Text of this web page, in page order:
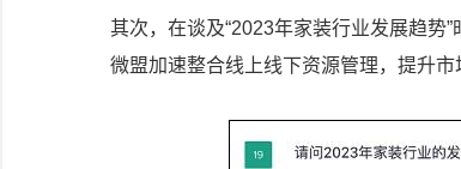
其次，在谈及“2023年家装行业发展趋势
微盟加速整合线上线下资源管理，提升市